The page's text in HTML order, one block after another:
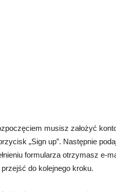
musisz założyć
„Sign up”. Następnie
formularza otrzymasz e-
do kolejnego kroku.